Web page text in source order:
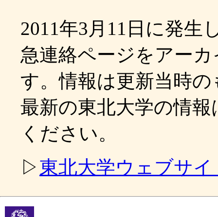
2011年3月11日に発生
急連絡ページをアー
す。情報は更新当時
最新の東北大学の情
ください。
▷東北大学ウェブサイ